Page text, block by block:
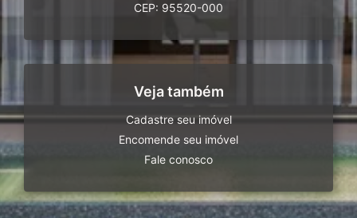
CEP: 95520-000
Veja também
Cadastre seu imóvel
Encomende seu imóvel
Fale conosco